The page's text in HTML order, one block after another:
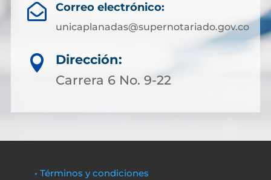
 Correo electrónico:
unicaplanadas@supernotariado.gov.co

Dirección:
Carrera 6 No. 9-22
• Términos y condiciones